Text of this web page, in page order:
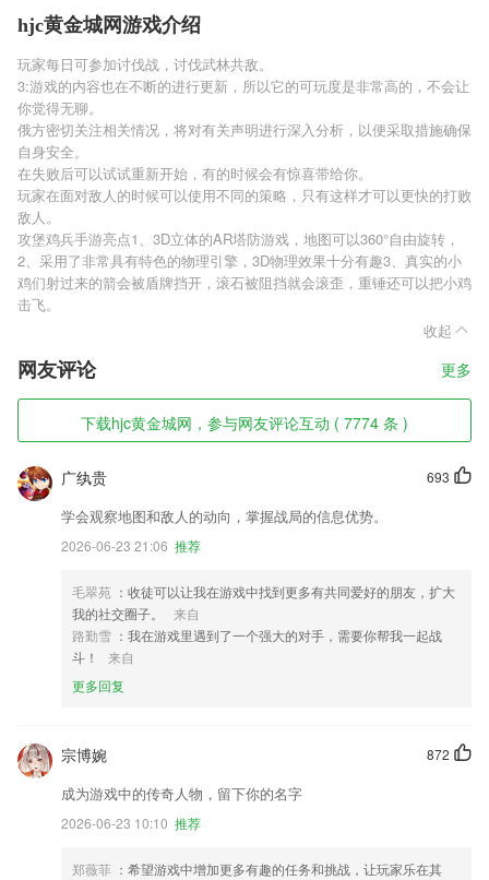
hjc黄金城网游戏介绍
玩家每日可参加讨伐战，讨伐武林共敌。
3:游戏的内容也在不断的进行更新，所以它的可玩度是非常高的，不会让
你觉得无聊。
俄方密切关注相关情况，将对有关声明进行深入分析，以便采取措施确保
自身安全。
在失败后可以试试重新开始，有的时候会有惊喜带给你。
玩家在面对敌人的时候可以使用不同的策略，只有这样才可以更快的打败
敌人。
攻堡鸡兵手游亮点1、3D立体的AR塔防游戏，地图可以360°自由旋转，
2、采用了非常具有特色的物理引擎，3D物理效果十分有趣3、真实的小
鸡们射过来的箭会被盾牌挡开，滚石被阻挡就会滚歪，重锤还可以把小鸡
击飞。
收起
网友评论 更多
下载hjc黄金城网，参与网友评论互动 ( 7774 条 )
693
广纨贵
学会观察地图和敌人的动向，掌握战局的信息优势。
2026-06-23 21:06 推荐
毛翠苑 ：收徒可以让我在游戏中找到更多有共同爱好的朋友，扩大
我的社交圈子。
来自
路勤雪 ：我在游戏里遇到了一个强大的对手，需要你帮我一起战
斗！
来自
更多回复
872
宗博婉
成为游戏中的传奇人物，留下你的名字
2026-06-23 10:10 推荐
郑薇菲 ：希望游戏中增加更多有趣的任务和挑战，让玩家乐在其